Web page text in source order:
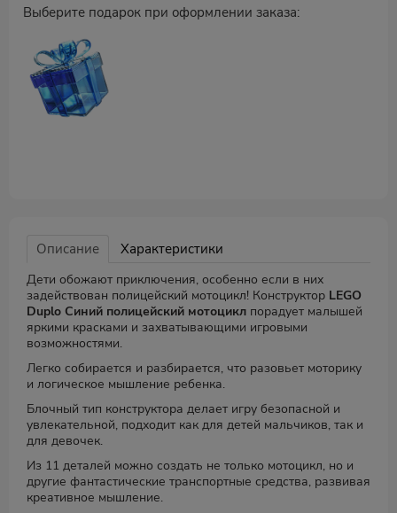
Выберите подарок при оформлении заказа:
Описание Характеристики
Дети обожают приключения, особенно если в них
задействован полицейский мотоцикл! Конструктор LEGO
Duplo Синий полицейский мотоцикл порадует малышей
яркими красками и захватывающими игровыми
возможностями.
Легко собирается и разбирается, что разовьет моторику
и логическое мышление ребенка.
Блочный тип конструктора делает игру безопасной и
увлекательной, подходит как для детей мальчиков, так и
для девочек.
Из 11 деталей можно создать не только мотоцикл, но и
другие фантастические транспортные средства, развивая
креативное мышление.